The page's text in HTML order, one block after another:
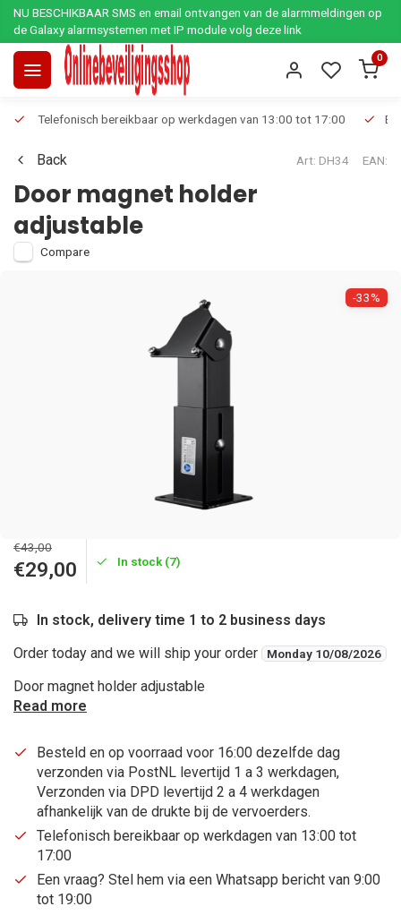
NU BESCHIKBAAR SMS en email ontvangen van de alarmmeldingen op
de Galaxy alarmsystemen met IP module volg deze link
0
Telefonisch bereikbaar op werkdagen van 13:00 tot 17:00
Back Art: DH34 EAN:
Door magnet holder
adjustable
Compare
-33%
€43,00
€29,00 In stock (7)
In stock, delivery time 1 to 2 business days
Order today and we will ship your order
Monday 10/08/2026
Door magnet holder adjustable
Read more
Besteld en op voorraad voor 16:00 dezelfde dag
verzonden via PostNL levertijd 1 a 3 werkdagen,
Verzonden via DPD levertijd 2 a 4 werkdagen
afhankelijk van de drukte bij de vervoerders.
Telefonisch bereikbaar op werkdagen van 13:00 tot
17:00
Een vraag? Stel hem via een Whatsapp bericht van 9:00
tot 19:00